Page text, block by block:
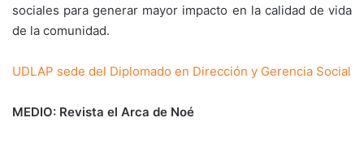
sociales para generar mayor impacto en la calidad de vida
de la comunidad.
UDLAP sede del Diplomado en Dirección y Gerencia Social
MEDIO: Revista el Arca de Noé